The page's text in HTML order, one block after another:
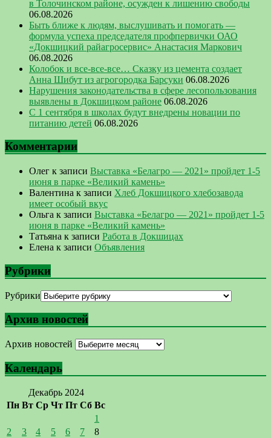
в Толочинском районе, осужден к лишению свободы
06.08.2026
Быть ближе к людям, выслушивать и помогать —
формула успеха председателя профпервички ОАО
«Докшицкий райагросервис» Анастасия Маркович
06.08.2026
Колобок и все-все-все… Сказку из цемента создает
Анна Шибут из агрогородка Барсуки 06.08.2026
Нарушения законодательства в сфере лесопользования
выявлены в Докшицком районе 06.08.2026
С 1 сентября в школах будут внедрены новации по
питанию детей 06.08.2026
Комментарии
Олег к записи Выставка «Белагро — 2021» пройдет 1-5
июня в парке «Великий камень»
Валентина к записи Хлеб Докшицкого хлебозавода
имеет особый вкус
Ольга к записи Выставка «Белагро — 2021» пройдет 1-5
июня в парке «Великий камень»
Татьяна к записи Работа в Докшицах
Елена к записи Объявления
Рубрики
Рубрики
Архив новостей
Архив новостей
Календарь
Декабрь 2024
Пн Вт Ср Чт Пт Сб Вс
1
2
3 4 5 6 7
8